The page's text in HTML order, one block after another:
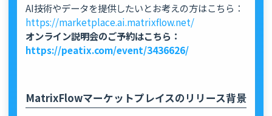
AI技術やデータを提供したいとお考えの方はこちら：
https://marketplace.ai.matrixflow.net/
オンライン説明会のご予約はこちら：
https://peatix.com/event/3436626/
MatrixFlowマーケットプレイスのリリース背景